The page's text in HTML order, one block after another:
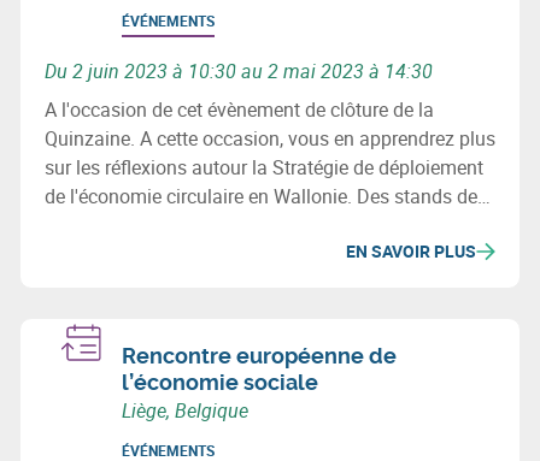
ÉVÉNEMENTS
Du 2 juin 2023 à 10:30 au 2 mai 2023 à 14:30
A l'occasion de cet évènement de clôture de la
Quinzaine. A cette occasion, vous en apprendrez plus
sur les réflexions autour la Stratégie de déploiement
de l'économie circulaire en Wallonie. Des stands de
permettre de rencontrer des entreprises circulaires, au
EN SAVOIR PLUS
Rencontre européenne de
l’économie sociale
Liège, Belgique
ÉVÉNEMENTS